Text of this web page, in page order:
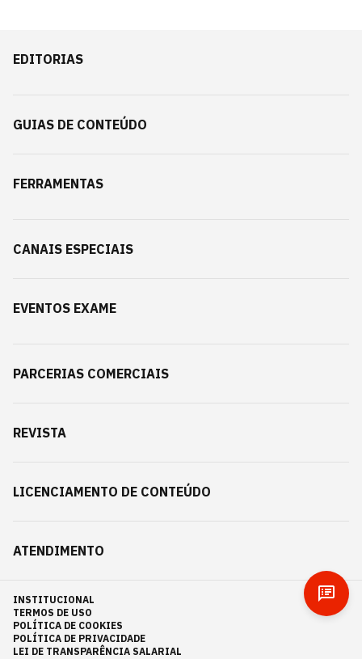
EDITORIAS
GUIAS DE CONTEÚDO
FERRAMENTAS
CANAIS ESPECIAIS
EVENTOS EXAME
PARCERIAS COMERCIAIS
REVISTA
LICENCIAMENTO DE CONTEÚDO
ATENDIMENTO
INSTITUCIONAL
TERMOS DE USO
POLÍTICA DE COOKIES
POLÍTICA DE PRIVACIDADE
LEI DE TRANSPARÊNCIA SALARIAL